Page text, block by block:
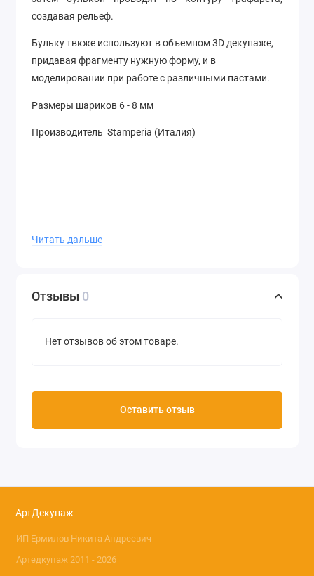
создавая рельеф.
Бульку твкже используют в объемном 3D декупаже,
придавая фрагменту нужную форму, и в
моделировании при работе с различными пастами.
Размеры шариков 6 - 8 мм
Производитель Stamperia (Италия)
Читать дальше
Отзывы 0
Нет отзывов об этом товаре.
Оставить отзыв
АртДекупаж
ИП Ермилов Никита Андреевич
Артедкупаж 2011 - 2026